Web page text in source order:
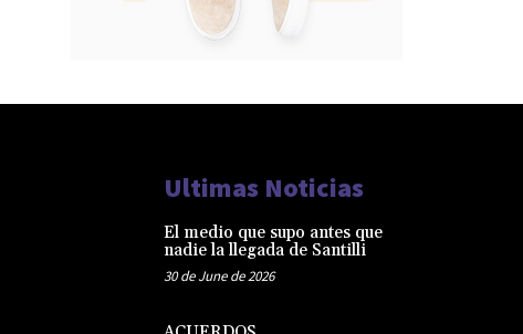
Ultimas Noticias
El medio que supo antes que
nadie la llegada de Santilli
30 de June de 2026